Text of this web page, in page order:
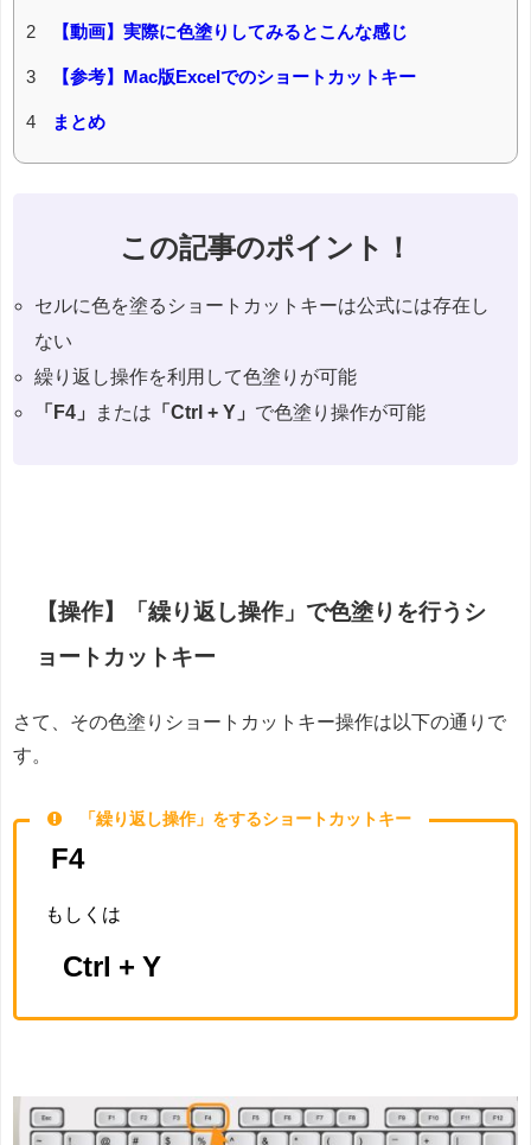
2 【動画】実際に色塗りしてみるとこんな感じ
3 【参考】Mac版Excelでのショートカットキー
4 まとめ
この記事のポイント！
セルに色を塗るショートカットキーは公式には存在し
ない
繰り返し操作を利用して色塗りが可能
「F4」
または 「Ctrl + Y」 で色塗り操作が可能
【操作】「繰り返し操作」で色塗りを行うシ
ョートカットキー
さて、その色塗りショートカットキー操作は以下の通りで
す。
「繰り返し操作」をするショートカットキー
F4
もしくは
Ctrl + Y